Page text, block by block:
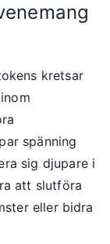
kretsar
spänning
sig djupare i
att slutföra
eller bidra